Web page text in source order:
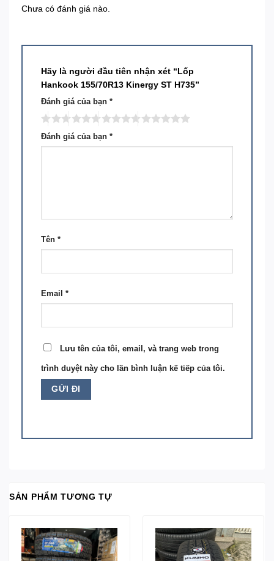
Chưa có đánh giá nào.
Hãy là người đầu tiên nhận xét “Lốp
Hankook 155/70R13 Kinergy ST H735”
Đánh giá của bạn *
Đánh giá của bạn *
Tên *
Email *
Lưu tên của tôi, email, và trang web trong
trình duyệt này cho lần bình luận kế tiếp của tôi.
SẢN PHẨM TƯƠNG TỰ